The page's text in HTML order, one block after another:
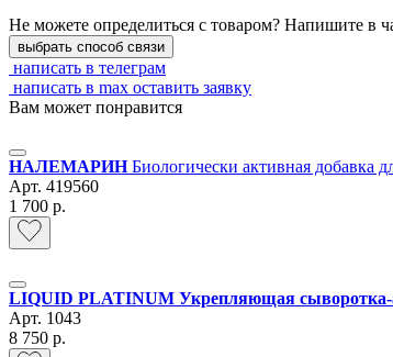
Не можете определиться с товаром? Напишите в
выбрать способ связи
написать в телеграм
написать в max оставить заявку
Вам может понравится
НАЛЕМАРИНБиологически активная добавка
Арт. 419560
1 700 р.
LIQUID PLATINUM Укрепляющая сыворотка-
Арт. 1043
8 750 р.